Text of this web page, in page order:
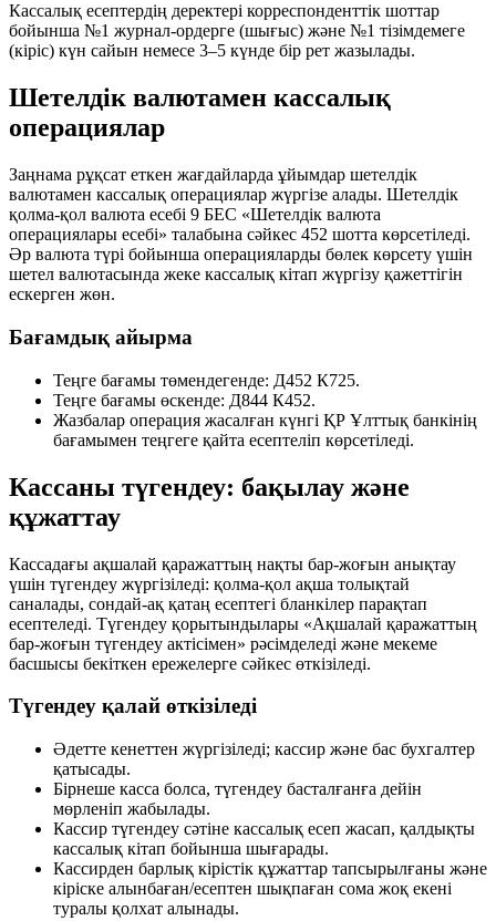
Кассалық есептердің деректері корреспонденттік шоттар
бойынша №1 журнал-ордерге (шығыс) және №1 тізімдемеге
(кіріс) күн сайын немесе 3–5 күнде бір рет жазылады.
Шетелдік валютамен кассалық
операциялар
Заңнама рұқсат еткен жағдайларда ұйымдар шетелдік
валютамен кассалық операциялар жүргізе алады. Шетелдік
қолма-қол валюта есебі 9 БЕС «Шетелдік валюта
операциялары есебі» талабына сәйкес 452 шотта көрсетіледі.
Әр валюта түрі бойынша операцияларды бөлек көрсету үшін
шетел валютасында жеке кассалық кітап жүргізу қажеттігін
ескерген жөн.
Бағамдық айырма
Теңге бағамы төмендегенде: Д452 К725.
Теңге бағамы өскенде: Д844 К452.
Жазбалар операция жасалған күнгі ҚР Ұлттық банкінің
бағамымен теңгеге қайта есептеліп көрсетіледі.
Кассаны түгендеу: бақылау және
құжаттау
Кассадағы ақшалай қаражаттың нақты бар-жоғын анықтау
үшін түгендеу жүргізіледі: қолма-қол ақша толықтай
саналады, сондай-ақ қатаң есептегі бланкілер парақтап
есептеледі. Түгендеу қорытындылары «Ақшалай қаражаттың
бар-жоғын түгендеу актісімен» рәсімделеді және мекеме
басшысы бекіткен ережелерге сәйкес өткізіледі.
Түгендеу қалай өткізіледі
Әдетте кенеттен жүргізіледі; кассир және бас бухгалтер
қатысады.
Бірнеше касса болса, түгендеу басталғанға дейін
мөрленіп жабылады.
Кассир түгендеу сәтіне кассалық есеп жасап, қалдықты
кассалық кітап бойынша шығарады.
Кассирден барлық кірістік құжаттар тапсырылғаны және
кіріске алынбаған/есептен шықпаған сома жоқ екені
туралы қолхат алынады.